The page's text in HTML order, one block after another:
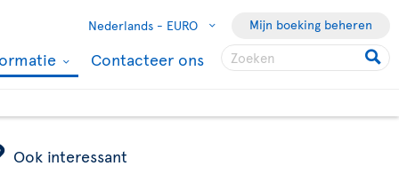
Nederlands - EURO Mijn boeking beheren
Contacteer ons
Ook interessant